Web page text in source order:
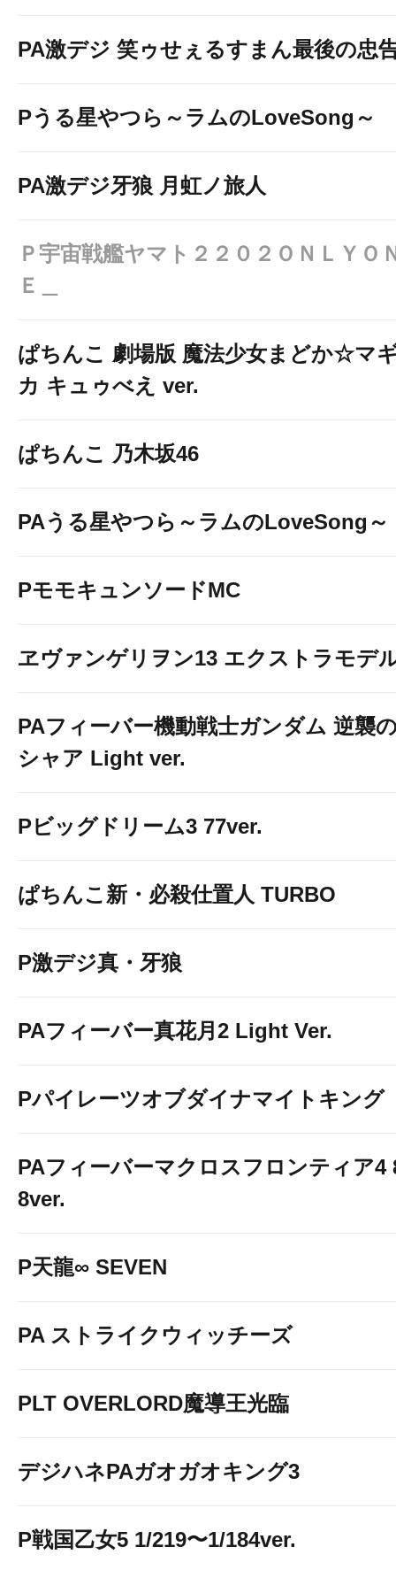
PA激デジ 笑ゥせぇるすまん最後の忠
Pうる星やつら～ラムのLoveSong～
PA激デジ牙狼 月虹ノ旅人
Ｐ宇宙戦艦ヤマト２２０２ＯＮＬＹＯ
Ｅ＿
ぱちんこ 劇場版 魔法少女まどか☆マ
カ キュゥべえ ver.
ぱちんこ 乃木坂46
PAうる星やつら～ラムのLoveSong～
PモモキュンソードMC
ヱヴァンゲリヲン13 エクストラモデ
PAフィーバー機動戦士ガンダム 逆襲
シャア Light ver.
Pビッグドリーム3 77ver.
ぱちんこ新・必殺仕置人 TURBO
P激デジ真・牙狼
PAフィーバー真花月2 Light Ver.
Pパイレーツオブダイナマイトキング
PAフィーバーマクロスフロンティア4
8ver.
P天龍∞ SEVEN
PA ストライクウィッチーズ
PLT OVERLORD魔導王光臨
デジハネPAガオガオキング3
P戦国乙女5 1/219〜1/184ver.